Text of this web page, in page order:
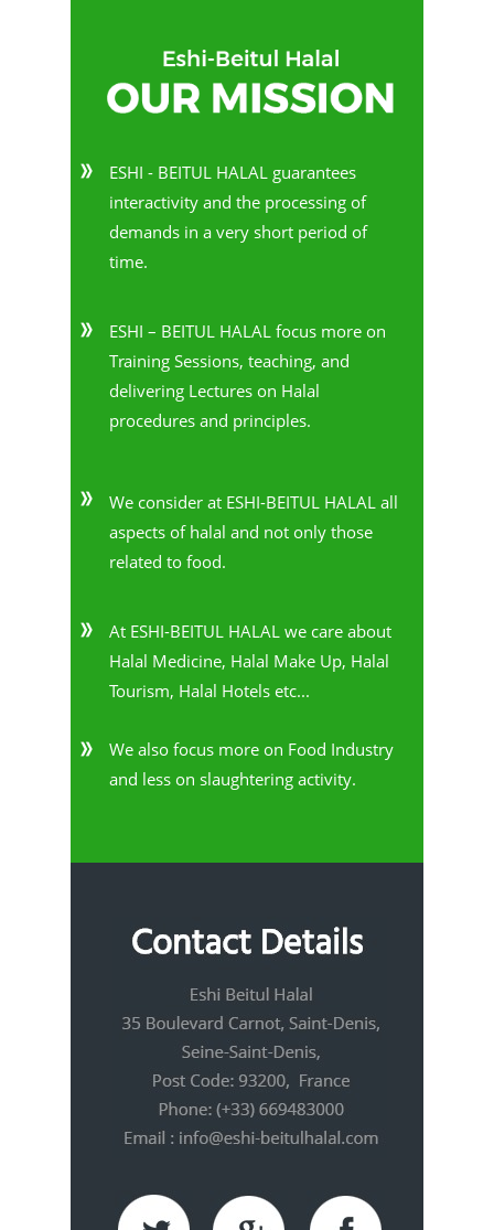
ESHI - BEITUL HALAL guarantees
interactivity and the processing of
demands in a very short period of
time.
ESHI – BEITUL HALAL focus more on
Training Sessions, teaching, and
delivering Lectures on Halal
procedures and principles.
We consider at ESHI-BEITUL HALAL all
aspects of halal and not only those
related to food.
At ESHI-BEITUL HALAL we care about
Halal Medicine, Halal Make Up, Halal
Tourism, Halal Hotels etc...
We also focus more on Food Industry
and less on slaughtering activity.